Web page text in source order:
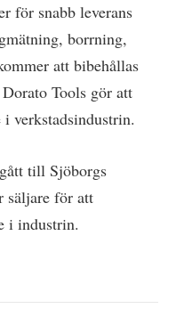
för snabb leverans
borrning,
att bibehållas
Tools gör att
verkstadsindustrin.
till Sjöborgs
säljare för att
i industrin.